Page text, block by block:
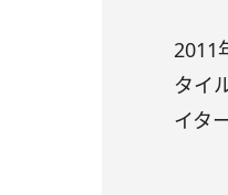
2011
タイ
イタ